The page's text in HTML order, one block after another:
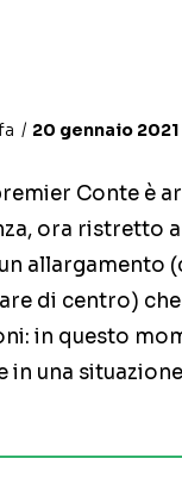
20 gennaio 2021
Conte è
ora ristretto
allargamento
di centro)
in questo
in una